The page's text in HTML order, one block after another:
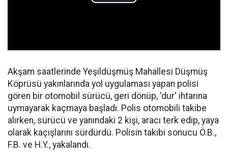
Akşam saatlerinde Yeşildüşmüş Mahallesi Düşmüş
Köprüsü yakınlarında yol uygulaması yapan polisi
gören bir otomobil sürücü, geri dönüp, 'dur' ihtarına
uymayarak kaçmaya başladı. Polis otomobili takibe
alırken, sürücü ve yanındaki 2 kişi, aracı terk edip, yaya
olarak kaçışlarını sürdürdü. Polisin takibi sonucu Ö.B.,
F.B. ve H.Y., yakalandı.